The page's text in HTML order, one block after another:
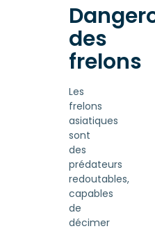
des
frelons
Les
frelons
asiatiques
sont
des
prédateurs
redoutables,
capables
de
décimer